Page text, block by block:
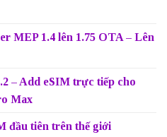
MEP 1.4 lên 1.75 OTA – Lên
– Add eSIM trực tiếp cho
Max
đầu tiên trên thế giới